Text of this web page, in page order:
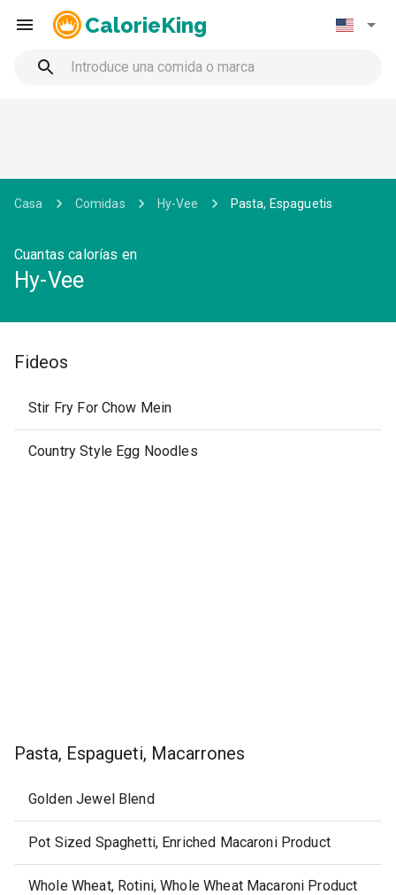
CalorieKing
Casa Comidas Hy-Vee Pasta, Espaguetis
Cuantas calorías en
Hy-Vee
Fideos
Stir Fry For Chow Mein
Country Style Egg Noodles
Pasta, Espagueti, Macarrones
Golden Jewel Blend
Pot Sized Spaghetti, Enriched Macaroni Product
Whole Wheat, Rotini, Whole Wheat Macaroni Product